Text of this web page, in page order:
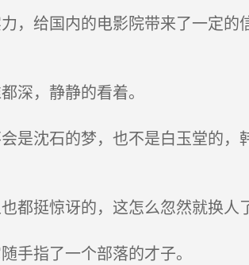
，给国内的电影院带来了一定的
深，静静的看着。
是沈石的梦，也不是白玉堂的，
挺惊讶的，这怎么忽然就换人
指了一个部落的才子。